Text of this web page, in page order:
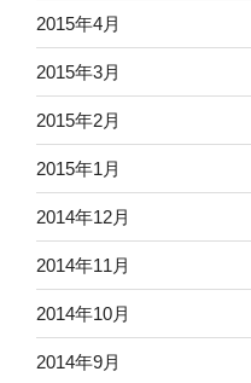
2015年4月
2015年3月
2015年2月
2015年1月
2014年12月
2014年11月
2014年10月
2014年9月